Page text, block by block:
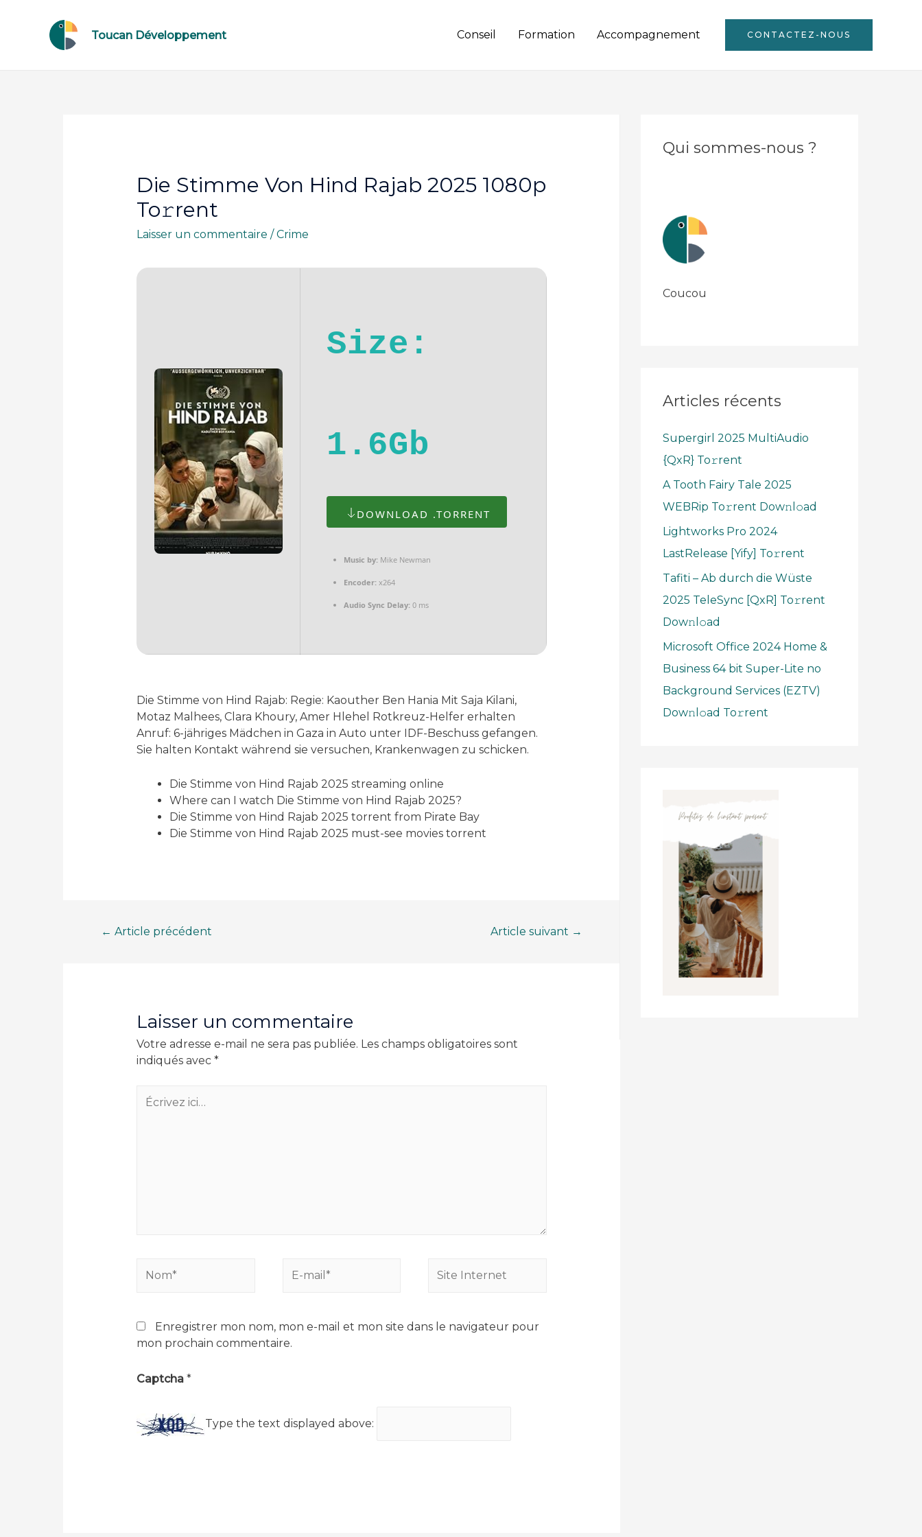
Toucan Développement Conseil Formation Accompagnement CONTACTEZ-NOUS
Die Stimme Von Hind Rajab 2025 1080p
To𝚛rent
Laisser un commentaire /Crime
Size:
1.6Gb
DOWNLOAD .TORRENT
Music by: Mike Newman
Encoder: x264
Audio Sync Delay: 0 ms
Die Stimme von Hind Rajab: Regie: Kaouther Ben Hania Mit Saja Kilani,
Motaz Malhees, Clara Khoury, Amer Hlehel Rotkreuz-Helfer erhalten
Anruf: 6-jähriges Mädchen in Gaza in Auto unter IDF-Beschuss gefangen.
Sie halten Kontakt während sie versuchen, Krankenwagen zu schicken.
Die Stimme von Hind Rajab 2025 streaming online
Where can I watch Die Stimme von Hind Rajab 2025?
Die Stimme von Hind Rajab 2025 torrent from Pirate Bay
Die Stimme von Hind Rajab 2025 must-see movies torrent
Navigation
← Article précédent Article suivant →
Laisser un commentaire
Votre adresse e-mail ne sera pas publiée. Les champs obligatoires sont
indiqués avec *
Écrivez
ici…
mail*
Internet
Enregistrer mon nom, mon e-mail et mon site dans le navigateur pour
mon prochain commentaire.
Captcha *
Type the text displayed above:
Qui sommes-nous ?
Coucou
Articles récents
Supergirl 2025 MultiAudio
{QxR} To𝚛rent
A Tooth Fairy Tale 2025
WEBRip To𝚛rent Dow𝚗l𝚘ad
Lightworks Pro 2024
LastRelease [Yify] To𝚛rent
Tafiti – Ab durch die Wüste
2025 TeleSync [QxR] To𝚛rent
Dow𝚗l𝚘ad
Microsoft Office 2024 Home &
Business 64 bit Super-Lite no
Background Services (EZTV)
Dow𝚗l𝚘ad To𝚛rent